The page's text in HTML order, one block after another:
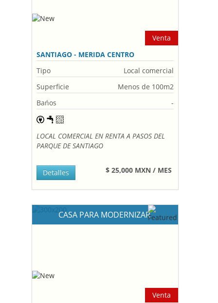
Venta
SANTIAGO - MERIDA CENTRO
Tipo
Local comercial
Superficie
Menos de 100m2
Bańos
-
LOCAL COMERCIAL EN RENTA A PASOS DEL
PARQUE DE SANTIAGO
$ 25,000 MXN / MES
Detalles
CASA PARA MODERNIZAR
Venta